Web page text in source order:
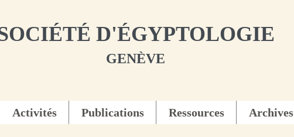
D'ÉGYPTOLOGIE
GENÈVE
Activités Publications Ressources Archives